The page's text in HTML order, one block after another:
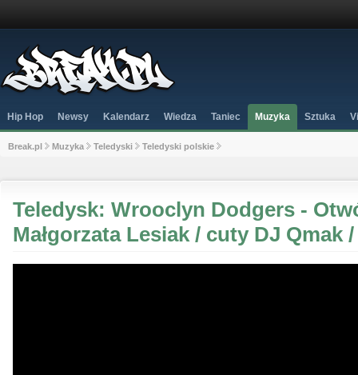
Hip Hop Newsy Kalendarz Wiedza Taniec Muzyka Sztuka
Break.pl Muzyka Teledyski Teledyski polskie
Teledysk: Wrooclyn Dodgers -
Małgorzata Lesiak / cuty DJ Qmak